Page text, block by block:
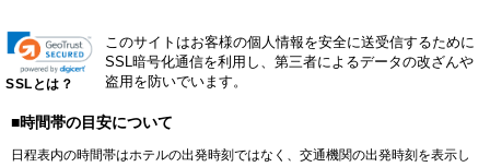
SSLとは？
このサイトはお客様の個人情報を安全に送受信するために
SSL暗号化通信を利用し、第三者によるデータの改ざんや
盗用を防いでいます。
■時間帯の目安について
日程表内の時間帯はホテルの出発時刻ではなく、交通機関の出発時刻を表示し